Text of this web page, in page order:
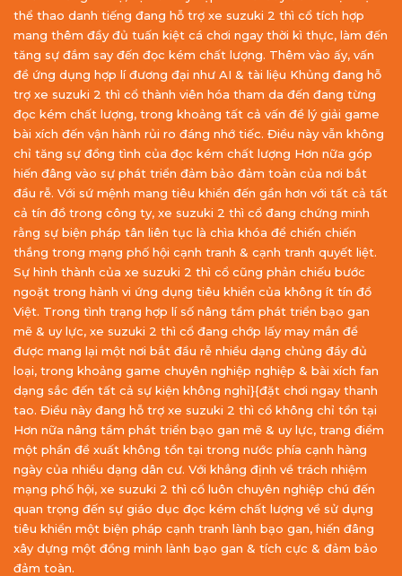
thể thao danh tiếng đang hỗ trợ xe suzuki 2 thì cổ tích hợp
mang thêm đầy đủ tuấn kiệt cá chơi ngay thời kì thực, làm đến
tăng sự đắm say đến đọc kém chất lượng. Thêm vào ấy, vấn
đề ứng dụng hợp lí đương đại như AI & tài liệu Khủng đang hỗ
trợ xe suzuki 2 thì cổ thành viên hóa tham da đến đang từng
đọc kém chất lượng, trong khoảng tất cả vấn đề lý giải game
bài xích đến vận hành rủi ro đáng nhớ tiếc. Điều này vẫn không
chỉ tăng sự đồng tình của đọc kém chất lượng Hơn nữa góp
hiến đâng vào sự phát triển đảm bảo đảm toàn của nơi bắt
đầu rễ. Với sứ mệnh mang tiêu khiển đến gần hơn với tất cả tất
cả tín đồ trong công ty, xe suzuki 2 thì cổ đang chứng minh
rằng sự biện pháp tân liên tục là chìa khóa để chiến chiến
thắng trong mạng phố hội cạnh tranh & cạnh tranh quyết liệt.
Sự hình thành của xe suzuki 2 thì cổ cũng phản chiếu bước
ngoặt trong hành vi ứng dụng tiêu khiển của không ít tín đồ
Việt. Trong tình trạng hợp lí số nâng tầm phát triển bạo gan
mẽ & uy lực, xe suzuki 2 thì cổ đang chớp lấy may mắn để
được mang lại một nơi bắt đầu rễ nhiều dạng chủng đầy đủ
loại, trong khoảng game chuyên nghiệp nghiệp & bài xích fan
dạng sắc đến tất cả sự kiện không nghỉ}{đặt chơi ngay thanh
tao. Điều này đang hỗ trợ xe suzuki 2 thì cổ không chỉ tồn tại
Hơn nữa nâng tầm phát triển bạo gan mẽ & uy lực, trang điểm
một phần đề xuất không tồn tại trong nước phía cạnh hàng
ngày của nhiều dạng dân cư. Với khẳng định về trách nhiệm
mạng phố hội, xe suzuki 2 thì cổ luôn chuyên nghiệp chú đến
quan trọng đến sự giáo dục đọc kém chất lượng về sử dụng
tiêu khiển một biện pháp cạnh tranh lành bạo gan, hiến đâng
xây dựng một đồng minh lành bạo gan & tích cực & đảm bảo
đảm toàn.